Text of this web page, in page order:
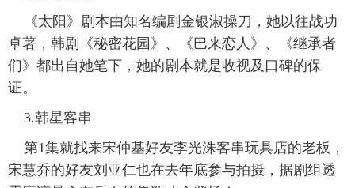
《太阳》剧本由知名编剧金银淑操刀，她以往战功
卓著，韩剧《秘密花园》、《巴来恋人》、《继承者
们》都出自她笔下，她的剧本就是收视及口碑的保
证。
3.韩星客串
第1集就找来宋仲基好友李光洙客串玩具店的老板，
宋慧乔的好友刘亚仁也在去年底参与拍摄，据剧组透